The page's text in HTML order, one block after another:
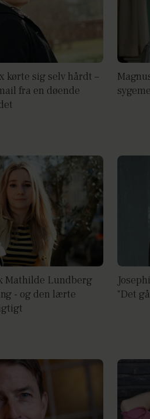
kørte sig selv hårdt –
fra en døende
Mathilde Lundberg
- og den lærte
"Det